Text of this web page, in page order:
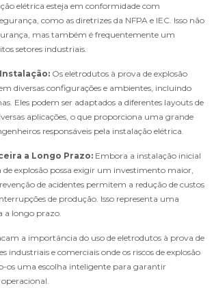
elétrica esteja em conformidade com
como as diretrizes da NFPA e IEC. Isso não
mas também é frequentemente um
setores industriais.
Os eletrodutos à prova de explosão
diversas configurações e ambientes, incluindo
Eles podem ser adaptados a diferentes layouts de
aplicações, o que proporciona uma grande
responsáveis pela instalação elétrica.
a Longo Prazo: Embora a instalação inicial
de explosão possa exigir um investimento maior,
de acidentes permitem a redução de custos
de produção. Isso representa uma
a longo prazo.
a importância do uso de eletrodutos à prova de
industriais e comerciais onde os riscos de explosão
os uma escolha inteligente para garantir